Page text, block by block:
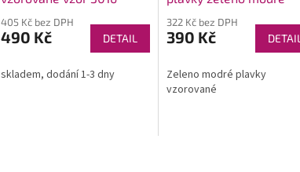
405 Kč bez DPH
490 Kč DETAIL
skladem, dodání 1-3 dny
322 Kč bez DPH
390 Kč DETAIL
Zeleno modré plavky
vzorované